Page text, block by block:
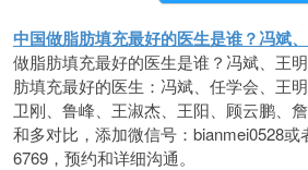
中国做脂肪填充最好的医生是谁？冯斌
做脂肪填充最好的医生是谁？冯斌、王
肪填充最好的医生：冯斌、任学会、王
卫刚、鲁峰、王淑杰、王阳、顾云鹏、
和多对比，添加微信号：bianmei0528或
6769，预约和详细沟通。